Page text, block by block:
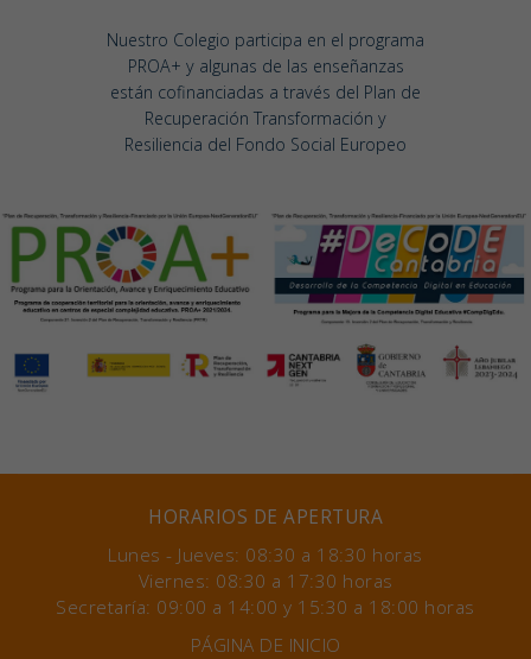
Nuestro Colegio participa en el programa
PROA+ y algunas de las enseñanzas
están cofinanciadas a través del Plan de
Recuperación Transformación y
Resiliencia del Fondo Social Europeo
HORARIOS DE APERTURA
Lunes - Jueves: 08:30 a 18:30 horas
Viernes: 08:30 a 17:30 horas
Secretaría: 09:00 a 14:00 y 15:30 a 18:00 horas
PÁGINA DE INICIO